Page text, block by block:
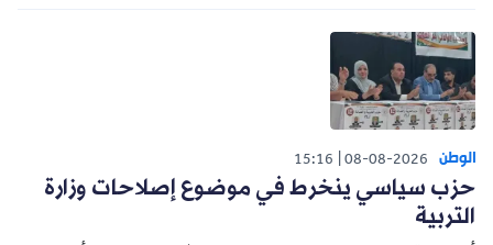
الوطن 08-08-2026
15:16
حزب سياسي ينخرط في موضوع إصلاحات وزارة
التربية